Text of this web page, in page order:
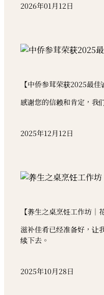
2026年01月12日
【中侨参茸荣获2025最
感谢您的信赖和肯定，我
2025年12月12日
【养生之桌烹饪工作坊｜
滋补佳肴已经准备好，让
续下去。
2025年10月28日